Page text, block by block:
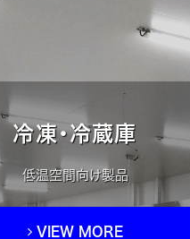
冷凍・冷蔵庫
低温空間向け製品
VIEW MORE